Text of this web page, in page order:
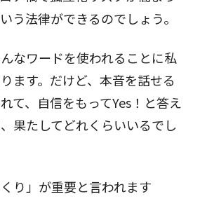
う法律ができるのでしょう。
なワードを使われることに私
ます。だけど、本音を話せる
て、自信をもってYes！と答え
果たしてどれくらいいるでし
り」が重要と言われます